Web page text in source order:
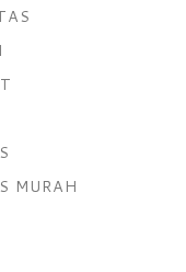
MURAH